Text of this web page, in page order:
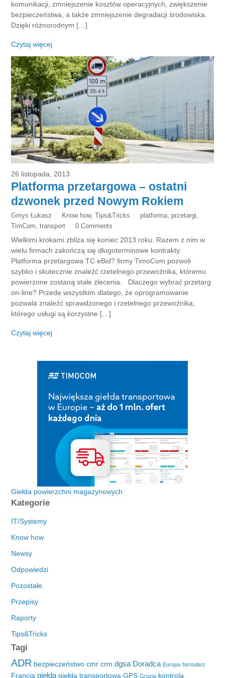
komunikacji, zmniejszenie kosztów operacyjnych, zwiększenie
bezpieczeństwa, a także zmniejszenie degradacji środowiska.
Dzięki różnorodnym […]
Czytaj więcej
26 listopada, 2013
Platforma przetargowa – ostatni
dzwonek przed Nowym Rokiem
Gmys Łukasz Know how, Tips&Tricks platforma, przetargi
TimCom ,transport 0 Comments
Wielkimi krokami zbliża się koniec 2013 roku. Razem z nim w
wielu firmach zakończą się długoterminowe kontrakty.
Platforma przetargowa TC eBid? firmy TimoCom pozwoli
szybko i skutecznie znaleźć rzetelnego przewoźnika, któremu
powierzone zostaną stałe zlecenia. Dlaczego wybrać przetarg
on-line? Przede wszystkim dlatego, że oprogramowanie
pozwala znaleźć sprawdzonego i rzetelnego przewoźnika,
którego usługi są korzystne […]
Czytaj więcej
Giełda powierzchni magazynowych
Kategorie
IT/Systemy
Know how
Newsy
Odpowiedzi
Pozostałe
Przepisy
Raporty
Tips&Tricks
Tagi
ADR bezpieczeństwo cmr crm dgsa Doradca Europa formularz
Francja giełda giełda transportowa GPS Gruzja kontrola